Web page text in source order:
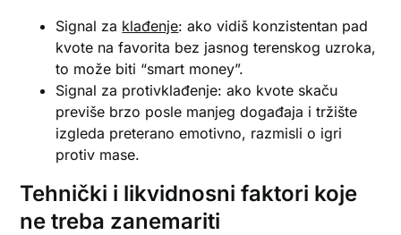
Signal za klađenje: ako vidiš konzistentan pad
kvote na favorita bez jasnog terenskog uzroka,
to može biti “smart money”.
Signal za protivklađenje: ako kvote skaču
previše brzo posle manjeg događaja i tržište
izgleda preterano emotivno, razmisli o igri
protiv mase.
Tehnički i likvidnosni faktori koje
ne treba zanemariti